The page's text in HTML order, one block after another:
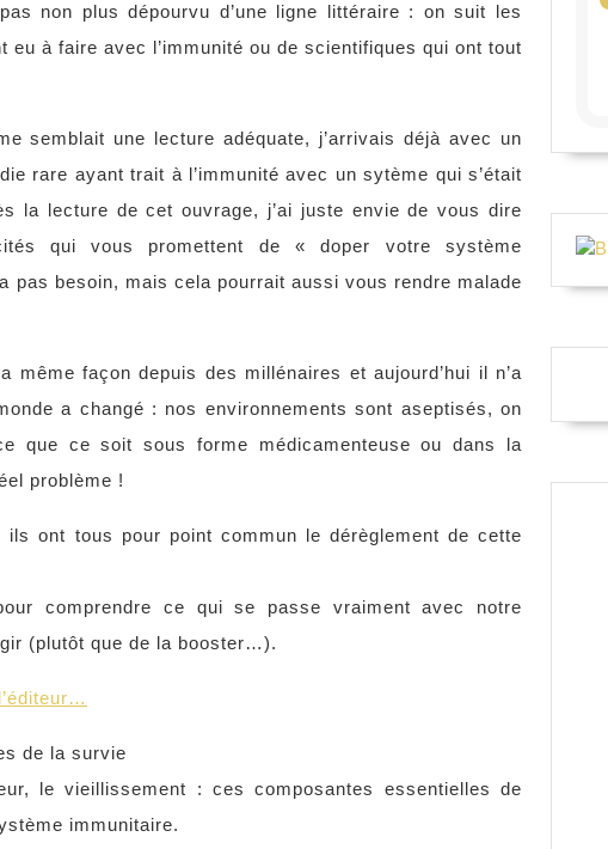
non plus dépourvu d’une ligne littéraire : on suit les
à faire avec l’immunité ou de scientifiques qui ont tout
semblait une lecture adéquate, j’arrivais déjà avec un
rare ayant trait à l’immunité avec un sytème qui s’était
la lecture de cet ouvrage, j’ai juste envie de vous dire
qui vous promettent de « doper votre système
pas besoin, mais cela pourrait aussi vous rendre malade
même façon depuis des millénaires et aujourd’hui il n’a
a changé : nos environnements sont aseptisés, on
que ce soit sous forme médicamenteuse ou dans la
problème !
ont tous pour point commun le dérèglement de cette
comprendre ce qui se passe vraiment avec notre
(plutôt que de la booster…).
de la survie
le vieillissement : ces composantes essentielles de
immunitaire.